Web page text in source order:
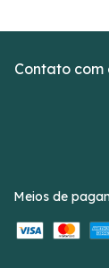
Contato
Meios de